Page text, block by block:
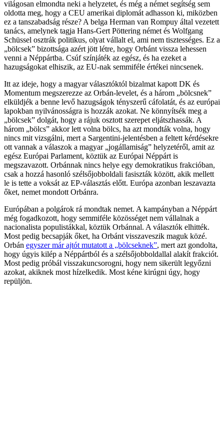
világosan elmondta neki a helyzetet, és még a német segítség sem
oldotta meg, hogy a CEU amerikai diplomát adhasson ki, miközben
ez a tanszabadság része? A belga Herman van Rompuy által vezetett
tanács, amelynek tagja Hans-Gert Pöttering német és Wolfgang
Schüssel osztrák politikus, olyat vállalt el, ami nem tisztességes. Ez a
„bölcsek” bizottsága azért jött létre, hogy Orbánt vissza lehessen
venni a Néppártba. Csúf színjáték az egész, és ha ezeket a
hazugságokat elhiszik, az EU-nak semmiféle értékei nincsenek.
Itt az ideje, hogy a magyar választóktól bizalmat kapott DK és
Momentum megszerezze az Orbán-levelet, és a három „bölcsnek”
elküldjék a benne levő hazugságok tényszerű cáfolatát, és az európai
lapokban nyilvánosságra is hozzák azokat. Ne könnyítsék meg a
„bölcsek” dolgát, hogy a rájuk osztott szerepet eljátszhassák. A
három „bölcs” akkor lett volna bölcs, ha azt mondták volna, hogy
nincs mit vizsgálni, mert a Sargentini-jelentésben a feltett kérdésekre
ott vannak a válaszok a magyar „jogállamiság” helyzetéről, amit az
egész Európai Parlament, köztük az Európai Néppárt is
megszavazott. Orbánnak nincs helye egy demokratikus frakcióban,
csak a hozzá hasonló szélsőjobboldali fasiszták között, akik mellett
le is tette a voksát az EP-választás előtt. Európa azonban leszavazta
őket, nemet mondott Orbánra.
Európában a polgárok rá mondtak nemet. A kampányban a Néppárt
még fogadkozott, hogy semmiféle közösséget nem vállalnak a
nacionalista populistákkal, köztük Orbánnal. A választók elhitték.
Most pedig becsapják őket, ha Orbánt visszaveszik maguk közé.
Orbán egyszer már ajtót mutatott a „bölcseknek”, mert azt gondolta,
hogy úgyis kilép a Néppártból és a szélsőjobboldallal alakít frakciót.
Most pedig próbál visszakuncsorogni, hogy nem sikerült legyőzni
azokat, akiknek most hízelkedik. Most kéne kirúgni úgy, hogy
repüljön.